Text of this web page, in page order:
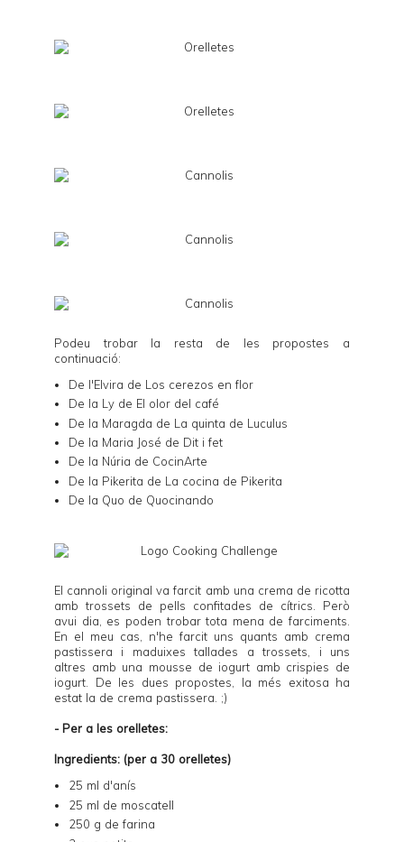
Podeu trobar la resta de les propostes a
continuació:
De l'Elvira de Los cerezos en flor
De la Ly de El olor del café
De la Maragda de La quinta de Luculus
De la Maria José de Dit i fet
De la Núria de CocinArte
De la Pikerita de La cocina de Pikerita
De la Quo de Quocinando
El cannoli original va farcit amb una crema de ricotta
amb trossets de pells confitades de cítrics. Però
avui dia, es poden trobar tota mena de farciments.
En el meu cas, n'he farcit uns quants amb crema
pastissera i maduixes tallades a trossets, i uns
altres amb una mousse de iogurt amb crispies de
iogurt. De les dues propostes, la més exitosa ha
estat la de crema pastissera. ;)
- Per a les orelletes:
Ingredients: (per a 30 orelletes)
25 ml d'anís
25 ml de moscatell
250 g de farina